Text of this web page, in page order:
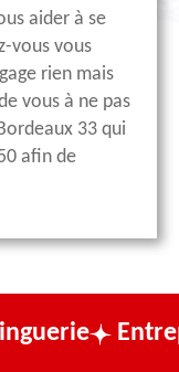
aider à se
vous vous
rien mais
vous à ne pas
33 qui
afin de
de